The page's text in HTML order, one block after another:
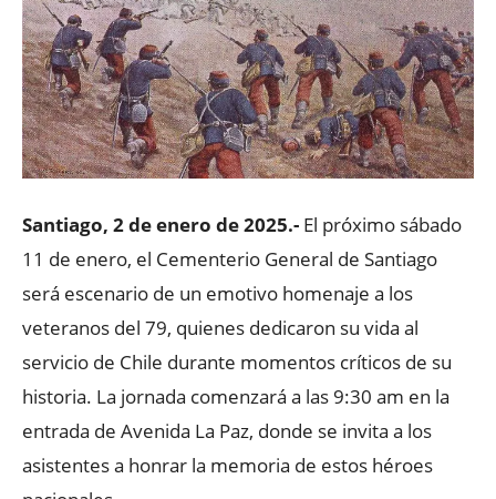
Santiago, 2 de enero de 2025.- El próximo sábado
11 de enero, el Cementerio General de Santiago
será escenario de un emotivo homenaje a los
veteranos del 79, quienes dedicaron su vida al
servicio de Chile durante momentos críticos de su
historia. La jornada comenzará a las 9:30 am en la
entrada de Avenida La Paz, donde se invita a los
asistentes a honrar la memoria de estos héroes